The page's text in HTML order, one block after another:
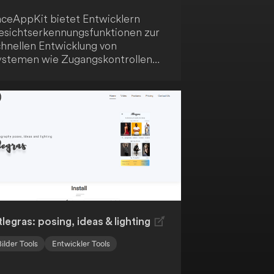
bietet Entwicklern
zur
Entwicklung von
wie Zugangskontrollen
und -erkennung
Darüber
unterstützt das Toolkit die
von
posing, ideas & lighting
Tools Entwickler Tools